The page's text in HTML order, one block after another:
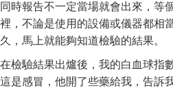
同時報告不一定當場就會出來，等
裡，不論是使用的設備或儀器都相
久，馬上就能夠知道檢驗的結果。
在檢驗結果出爐後，我的白血球指
這是感冒，他開了些藥給我，告訴